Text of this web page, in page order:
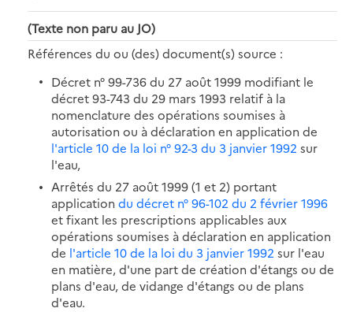
(Texte non paru au JO)
Références du ou (des) document(s) source :
Décret n° 99-736 du 27 août 1999 modifiant le
décret 93-743 du 29 mars 1993 relatif à la
nomenclature des opérations soumises à
autorisation ou à déclaration en application de
l'article 10 de la loi n° 92-3 du 3 janvier 1992 sur
l'eau,
Arrêtés du 27 août 1999 (1 et 2) portant
application du décret n° 96-102 du 2 février 1996
et fixant les prescriptions applicables aux
opérations soumises à déclaration en application
de l'article 10 de la loi du 3 janvier 1992 sur l'eau
en matière, d'une part de création d'étangs ou de
plans d'eau, de vidange d'étangs ou de plans
d'eau.